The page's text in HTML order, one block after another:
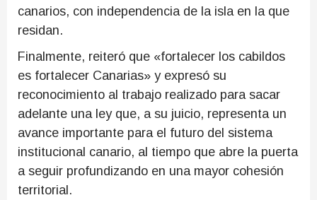
canarios, con independencia de la isla en la que
residan.
Finalmente, reiteró que «fortalecer los cabildos
es fortalecer Canarias» y expresó su
reconocimiento al trabajo realizado para sacar
adelante una ley que, a su juicio, representa un
avance importante para el futuro del sistema
institucional canario, al tiempo que abre la puerta
a seguir profundizando en una mayor cohesión
territorial.